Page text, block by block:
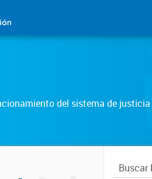
del sistema de justicia